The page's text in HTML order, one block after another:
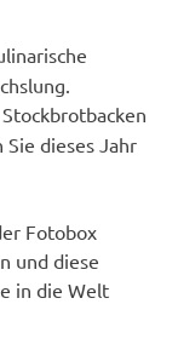
dieses Jahr
Fotobox
und diese
in die Welt